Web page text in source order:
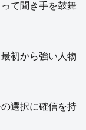
て聞き手を鼓舞
初から強い人物
選択に確信を持